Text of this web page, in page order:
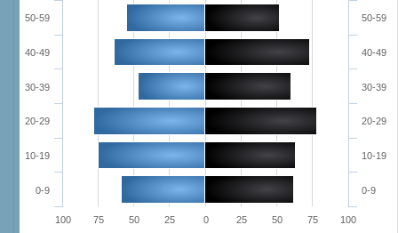
0-9
10-19
20-29
30-39
40-49
50-59
0-9
10-19
20-29
30-39
40-49
50-59
100 75 50 25 0 25 50 75 100